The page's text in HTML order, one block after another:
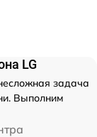
LG
задача
Выполним